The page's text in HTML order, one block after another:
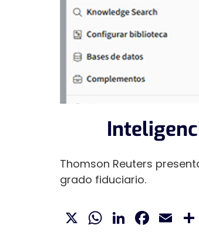
X WhatsApp
LinkedIn
Thomson Reuters
grado fiduciario.